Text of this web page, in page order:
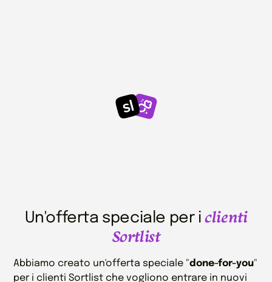
Un'offerta speciale per iclienti
Sortlist
Abbiamo creato un'offerta speciale "done-for-you"
per i clienti Sortlist che vogliono entrare in nuovi